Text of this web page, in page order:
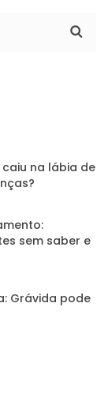
caiu na lábia de
sem saber e
Grávida pode